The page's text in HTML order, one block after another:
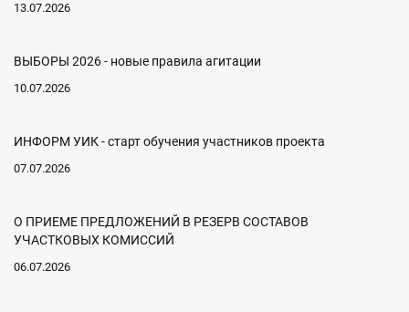
13.07.2026
ВЫБОРЫ 2026 - новые правила агитации
10.07.2026
ИНФОРМ УИК - старт обучения участников проекта
07.07.2026
О ПРИЕМЕ ПРЕДЛОЖЕНИЙ В РЕЗЕРВ СОСТАВОВ
УЧАСТКОВЫХ КОМИССИЙ
06.07.2026